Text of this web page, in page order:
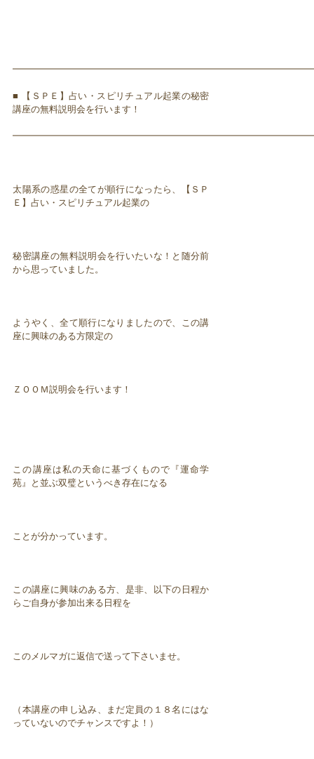
■ 【ＳＰＥ】占い・スピリチュアル起業の秘密
講座の無料説明会を行います！
太陽系の惑星の全てが順行になったら、【ＳＰ
Ｅ】占い・スピリチュアル起業の
秘密講座の無料説明会を行いたいな！と随分前
から思っていました。
ようやく、全て順行になりましたので、この講
座に興味のある方限定の
ＺＯＯＭ説明会を行います！
この講座は私の天命に基づくもので『運命学
苑』と並ぶ双璧というべき存在になる
ことが分かっています。
この講座に興味のある方、是非、以下の日程か
らご自身が参加出来る日程を
このメルマガに返信で送って下さいませ。
（本講座の申し込み、まだ定員の１８名にはな
っていないのでチャンスですよ！）